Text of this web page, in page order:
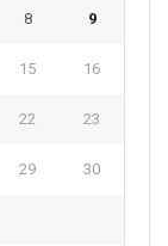
8 9
15 16
22 23
29 30